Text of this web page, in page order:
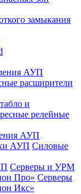
замыкания
АУП
расширители
и
релейные
АУП
АУП Силовые
Серверы и УРМ
Про» Серверы
Икс»